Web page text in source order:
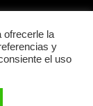
ofrecerle la
y
el uso